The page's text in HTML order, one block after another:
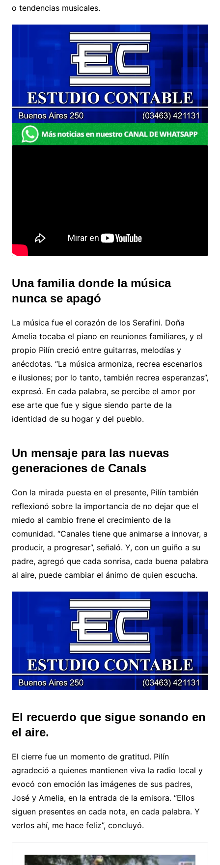
o tendencias musicales.
Una familia donde la música
nunca se apagó
La música fue el corazón de los Serafini. Doña
Amelia tocaba el piano en reuniones familiares, y el
propio Pilín creció entre guitarras, melodías y
anécdotas. “La música armoniza, recrea escenarios
e ilusiones; por lo tanto, también recrea esperanzas”,
expresó. En cada palabra, se percibe el amor por
ese arte que fue y sigue siendo parte de la
identidad de su hogar y del pueblo.
Un mensaje para las nuevas
generaciones de Canals
Con la mirada puesta en el presente, Pilín también
reflexionó sobre la importancia de no dejar que el
miedo al cambio frene el crecimiento de la
comunidad. “Canales tiene que animarse a innovar, a
producir, a progresar”, señaló. Y, con un guiño a su
padre, agregó que cada sonrisa, cada buena palabra
al aire, puede cambiar el ánimo de quien escucha.
El recuerdo que sigue sonando en
el aire.
El cierre fue un momento de gratitud. Pilín
agradeció a quienes mantienen viva la radio local y
evocó con emoción las imágenes de sus padres,
José y Amelia, en la entrada de la emisora. “Ellos
siguen presentes en cada nota, en cada palabra. Y
verlos ahí, me hace feliz”, concluyó.